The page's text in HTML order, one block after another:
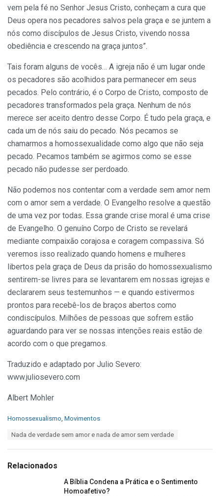
vem pela fé no Senhor Jesus Cristo, conheçam a cura que
Deus opera nos pecadores salvos pela graça e se juntem a
nós como discípulos de Jesus Cristo, vivendo nossa
obediência e crescendo na graça juntos”.
Tais foram alguns de vocês… A igreja não é um lugar onde
os pecadores são acolhidos para permanecer em seus
pecados. Pelo contrário, é o Corpo de Cristo, composto de
pecadores transformados pela graça. Nenhum de nós
merece ser aceito dentro desse Corpo. É tudo pela graça, e
cada um de nós saiu do pecado. Nós pecamos se
chamarmos a homossexualidade como algo que não seja
pecado. Pecamos também se agirmos como se esse
pecado não pudesse ser perdoado.
Não podemos nos contentar com a verdade sem amor nem
com o amor sem a verdade. O Evangelho resolve a questão
de uma vez por todas. Essa grande crise moral é uma crise
de Evangelho. O genuíno Corpo de Cristo se revelará
mediante compaixão corajosa e coragem compassiva. Só
veremos isso realizado quando homens e mulheres
libertos pela graça de Deus da prisão do homossexualismo
sentirem-se livres para se levantarem em nossas igrejas e
declararem seus testemunhos — e quando estivermos
prontos para recebê-los de braços abertos como
condiscípulos. Milhões de pessoas que sofrem estão
aguardando para ver se nossas intenções reais estão de
acordo com o que pregamos.
Traduzido e adaptado por Julio Severo:
www.juliosevero.com
Albert Mohler
C
o
r
Homossexualismo Movimentos
:
Nada de verdade sem amor e nada de amor sem verdade
Relacionados
A Bíblia Condena a Prática e o Sentimento
Homoafetivo?